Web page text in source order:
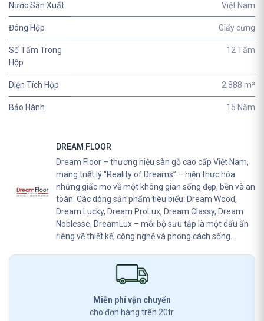
Nước Sản Xuất Việt Nam
Đóng Hộp Giấy cứng
Số Tấm Trong
Hộp
12 Tấm
Diện Tích Hộp 2.888 m²
Bảo Hành 15 Năm
DREAM FLOOR
Dream Floor – thương hiệu sàn gỗ cao cấp Việt Nam,
mang triết lý “Reality of Dreams” – hiện thực hóa
những giấc mơ về một không gian sống đẹp, bền và an
toàn. Các dòng sản phẩm tiêu biểu: Dream Wood,
Dream Lucky, Dream ProLux, Dream Classy, Dream
Noblesse, DreamLux – mỗi bộ sưu tập là một dấu ấn
riêng về thiết kế, công nghệ và phong cách sống.
Miễn phí vận chuyển
cho đơn hàng trên 20tr